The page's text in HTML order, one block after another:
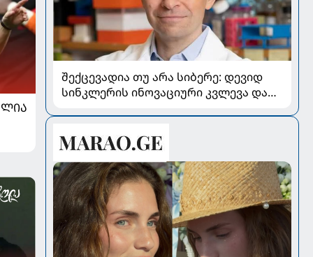
შექცევადია თუ არა სიბერე: დევიდ
სინკლერის ინოვაციური კვლევა და